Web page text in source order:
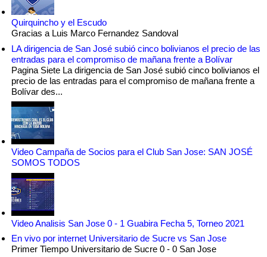
Quirquincho y el Escudo
Gracias a Luis Marco Fernandez Sandoval
LA dirigencia de San José subió cinco bolivianos el precio de las
entradas para el compromiso de mañana frente a Bolívar
Pagina Siete La dirigencia de San José subió cinco bolivianos el
precio de las entradas para el compromiso de mañana frente a
Bolívar des...
Video Campaña de Socios para el Club San Jose: SAN JOSÉ
SOMOS TODOS
Video Analisis San Jose 0 - 1 Guabira Fecha 5, Torneo 2021
En vivo por internet Universitario de Sucre vs San Jose
Primer Tiempo Universitario de Sucre 0 - 0 San Jose